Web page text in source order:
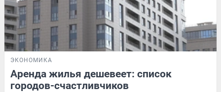
ЭКОНОМИКА
Аренда жилья дешевеет: список
городов-счастливчиков